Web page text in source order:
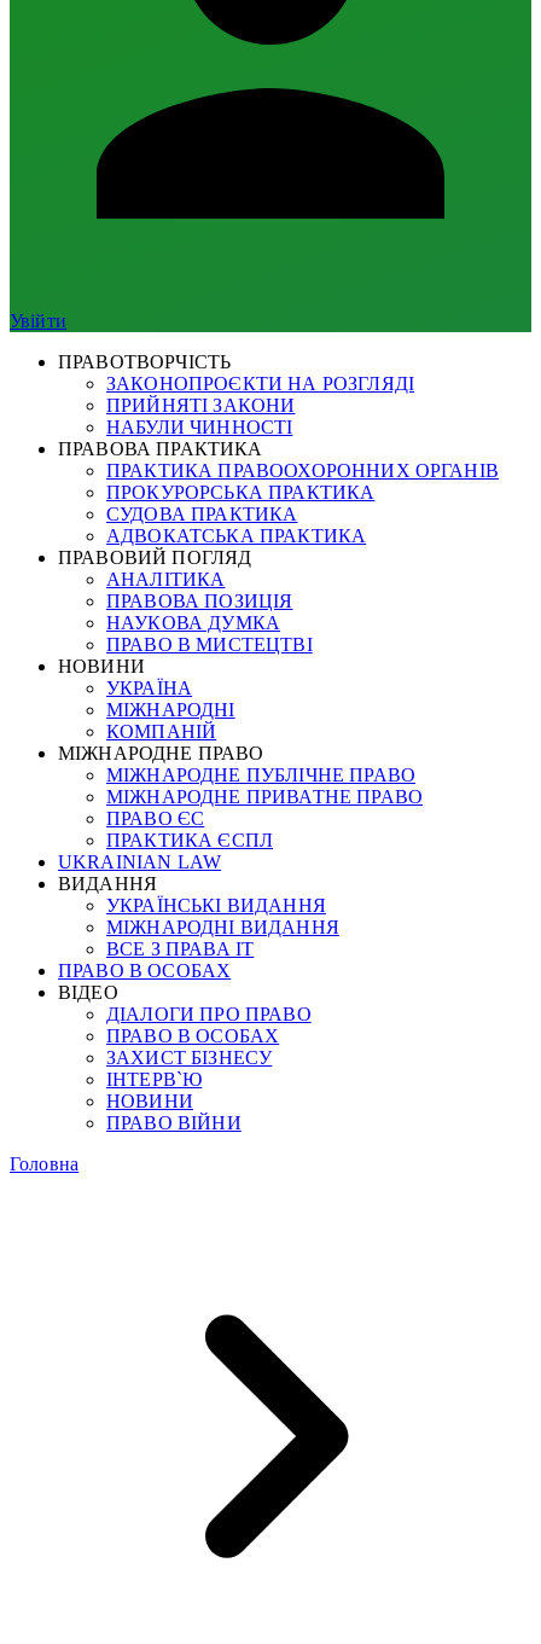
Увійти
ПРАВОТВОРЧІСТЬ
ЗАКОНОПРОЄКТИ НА РОЗГЛЯДІ
ПРИЙНЯТІ ЗАКОНИ
НАБУЛИ ЧИННОСТІ
ПРАВОВА ПРАКТИКА
ПРАКТИКА ПРАВООХОРОННИХ ОРГАНІВ
ПРОКУРОРСЬКА ПРАКТИКА
СУДОВА ПРАКТИКА
АДВОКАТСЬКА ПРАКТИКА
ПРАВОВИЙ ПОГЛЯД
АНАЛІТИКА
ПРАВОВА ПОЗИЦІЯ
НАУКОВА ДУМКА
ПРАВО В МИСТЕЦТВІ
НОВИНИ
УКРАЇНА
МІЖНАРОДНІ
КОМПАНІЙ
МІЖНАРОДНЕ ПРАВО
МІЖНАРОДНЕ ПУБЛІЧНЕ ПРАВО
МІЖНАРОДНЕ ПРИВАТНЕ ПРАВО
ПРАВО ЄС
ПРАКТИКА ЄСПЛ
UKRAINIAN LAW
ВИДАННЯ
УКРАЇНСЬКІ ВИДАННЯ
МІЖНАРОДНІ ВИДАННЯ
ВСЕ З ПРАВА ІТ
ПРАВО В ОСОБАХ
ВІДЕО
ДІАЛОГИ ПРО ПРАВО
ПРАВО В ОСОБАХ
ЗАХИСТ БІЗНЕСУ
ІНТЕРВ`Ю
НОВИНИ
ПРАВО ВІЙНИ
Головна